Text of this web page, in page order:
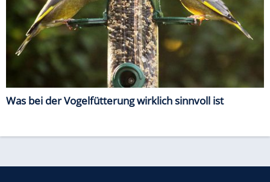
Was bei der Vogelfütterung wirklich sinnvoll ist